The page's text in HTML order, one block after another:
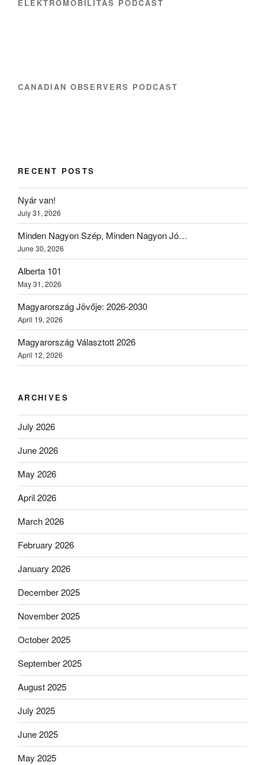
ELEKTROMOBILITÁS PODCAST
CANADIAN OBSERVERS PODCAST
RECENT POSTS
Nyár van!
July 31, 2026
Minden Nagyon Szép, Minden Nagyon Jó…
June 30, 2026
Alberta 101
May 31, 2026
Magyarország Jövője: 2026-2030
April 19, 2026
Magyarország Választott 2026
April 12, 2026
ARCHIVES
July 2026
June 2026
May 2026
April 2026
March 2026
February 2026
January 2026
December 2025
November 2025
October 2025
September 2025
August 2025
July 2025
June 2025
May 2025